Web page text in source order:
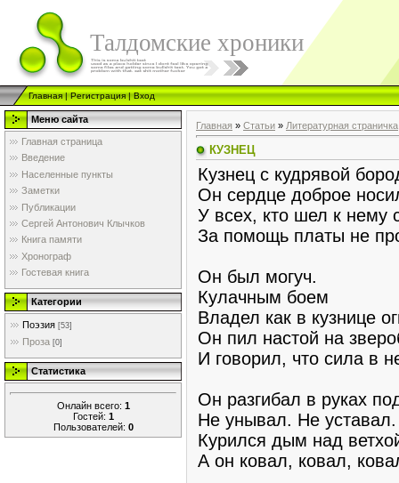
Талдомские хроники
Главная|Регистрация|Вход
Меню сайта
Главная страница
Введение
Населенные пункты
Заметки
Публикации
Сергей Антонович Клычков
Книга памяти
Хронограф
Гостевая книга
Категории
Поэзия [53]
Проза [0]
Статистика
Онлайн всего: 1
Гостей: 1
Пользователей: 0
Главная » Статьи » Литературная страничка
КУЗНЕЦ
Кузнец с кудрявой
Он сердце доброе
У всех, кто шел к нему
За помощь платы не
Он был могуч.
Кулачным боем
Владел как в кузнице
Он пил настой на
И говорил, что сила в
Он разгибал в руках
Не унывал. Не уставал.
Курился дым над
А он ковал, ковал,